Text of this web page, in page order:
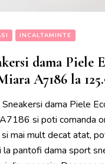
INCALTAMINTE
dama Piele
A7186 la
dama Piele
si poti comanda
mai mult decat atat,
la pantofi dama sport